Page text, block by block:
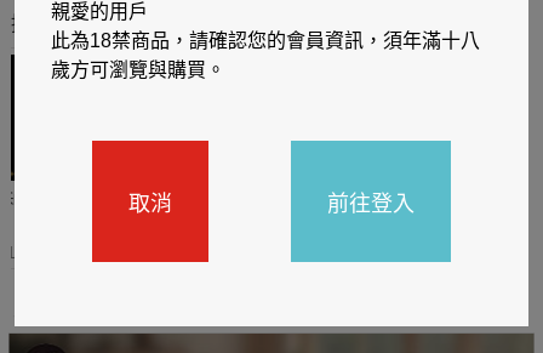
推薦你買好東西
閱讀有禮，TCL平板送觸
TCL數位筆記本送月讀包1
親愛的用戶
此為18禁商品，請確認您的會員資訊，須年滿十八
歲方可瀏覽與購買。
取消 前往登入